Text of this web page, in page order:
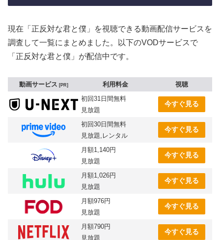
現在「正反対な君と僕」を視聴できる動画配信サービスを
調査して一覧にまとめました。以下のVODサービスで
「正反対な君と僕」が配信中です。
動画サービス PR 利用料金
視聴
初回31日間無料
見放題
今すぐ見る
初回30日間無料
見放題,レンタル
今すぐ見る
月額1,140円
見放題
今すぐ見る
月額1,026円
見放題
今すぐ見る
月額976円
見放題
今すぐ見る
月額790円
見放題
今すぐ見る